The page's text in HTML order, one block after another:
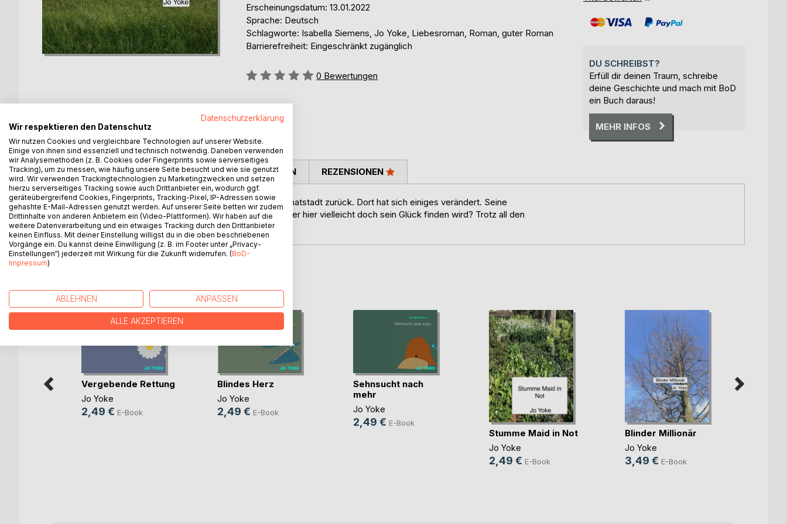
Erscheinungsdatum: 13.01.2022
Sprache: Deutsch
Schlagworte: Isabella Siemens, Jo Yoke, Liebesroman, Roman, guter Roman
Barrierefreiheit: Eingeschränkt zugänglich
Bewertung::
0 Bewertungen
DU SCHREIBST?
Erfüll dir deinen Traum, schreibe
deine Geschichte und mach mit BoD
ein Buch daraus!
MEHR INFOS
BESCHREIBUNG
Liam, ein erfolgreicher Geschäftsmann, kehr in seine Heimatstadt zurück. Dort hat sich einiges verändert. Seine
Verbitterung hatte ihn so lange von dort fern gehalten. Ob er hier vielleicht doch sein Glück finden wird? Trotz all den
Umständen?
AUTOR/IN PRESSESTIMMEN REZENSIONEN
Vergebende Rettung
Jo Yoke
2,49 € E-Book
Blindes Herz
Jo Yoke
2,49 € E-Book
Sehnsucht nach
mehr
Jo Yoke
2,49 € E-Book
Stumme Maid in Not
Jo Yoke
2,49 € E-Book
Blinder Millionär
Jo Yoke
3,49 € E-Book
Datenschutzerklärung
Wir respektieren den Datenschutz
Wir nutzen Cookies und vergleichbare Technologien auf unserer Website.
Einige von ihnen sind essenziell und technisch notwendig. Daneben verwenden
wir Analysemethoden (z. B. Cookies oder Fingerprints sowie serverseitiges
Tracking), um zu messen, wie häufig unsere Seite besucht und wie sie genutzt
wird. Wir verwenden Trackingtechnologien zu Marketingzwecken und setzen
hierzu serverseitiges Tracking sowie auch Drittanbieter ein, wodurch ggf.
geräteübergreifend Cookies, Fingerprints, Tracking-Pixel, IP-Adressen sowie
gehashte E-Mail-Adressen genutzt werden. Auf unserer Seite betten wir zudem
Drittinhalte von anderen Anbietern ein (Video-Plattformen). Wir haben auf die
weitere Datenverarbeitung und ein etwaiges Tracking durch den Drittanbieter
keinen Einfluss. Mit deiner Einstellung willigst du in die oben beschriebenen
Vorgänge ein. Du kannst deine Einwilligung (z. B. im Footer unter „Privacy-
Einstellungen“) jederzeit mit Wirkung für die Zukunft widerrufen. (BoD-
Impressum)
ABLEHNEN ANPASSEN
ALLE AKZEPTIEREN